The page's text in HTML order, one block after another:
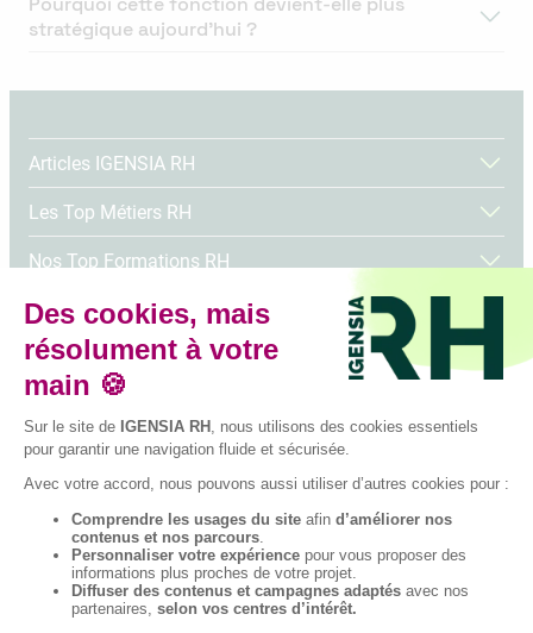
stratégique aujourd’hui ?
Articles IGENSIA RH
Tous nos articles
Les Top Métiers RH
Nos Top Formations RH
Suivez-nous sur les réseaux sociaux
Facebook Instagram
LinkedIn
© 2026 IGENSIA RH,
Établissement
d’enseignement
supérieur privé,
Association à but non
Plan du site Contactez-nous